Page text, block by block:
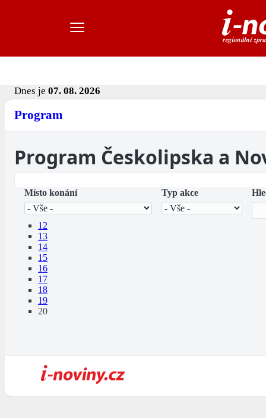
Dnes je 07. 08. 2026
Program
Program Českolipska a
Místo konání Typ akce
12
13
14
15
16
17
18
19
20